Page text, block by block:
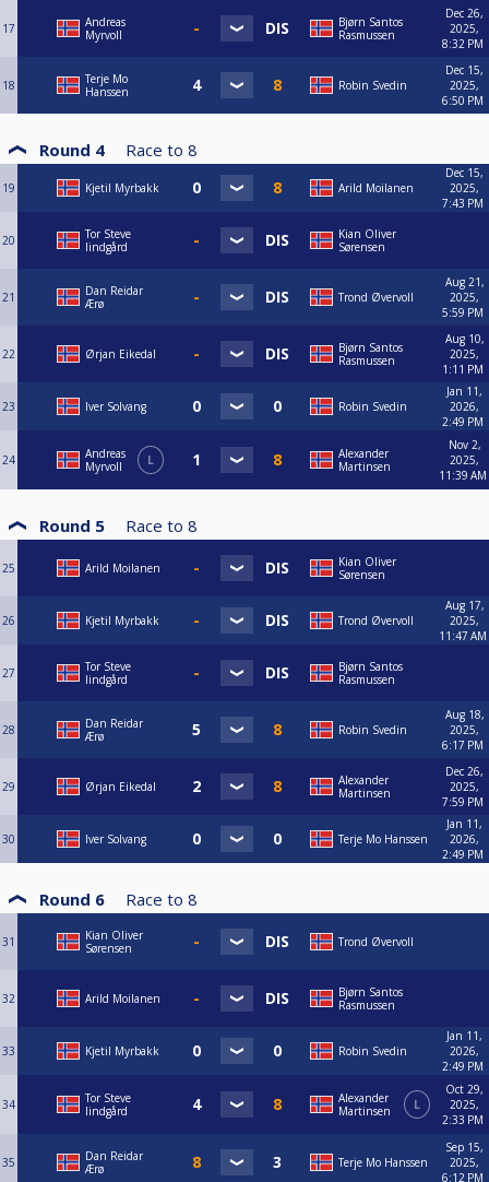
17
Andreas
Myrvoll
Bjørn Santos
Rasmussen
Dec 26,
2025,
8:32 PM
18
Terje Mo
Hanssen
Robin Svedin
Dec 15,
2025,
6:50 PM
Round 4 Race to 8
19 Kjetil Myrbakk Arild Moilanen
Dec 15,
2025,
7:43 PM
20
Tor Steve
lindgård
Kian Oliver
Sørensen
21
Dan Reidar
Ærø
Trond Øvervoll
Aug 21,
2025,
5:59 PM
22 Ørjan Eikedal
Bjørn Santos
Rasmussen
Aug 10,
2025,
1:11 PM
23 Iver Solvang Robin Svedin
Jan 11,
2026,
2:49 PM
24
Andreas
Myrvoll
L
Alexander
Martinsen
Nov 2,
2025,
11:39 AM
Round 5 Race to 8
25 Arild Moilanen
Kian Oliver
Sørensen
26 Kjetil Myrbakk Trond Øvervoll
Aug 17,
2025,
11:47 AM
27
Tor Steve
lindgård
Bjørn Santos
Rasmussen
28
Dan Reidar
Ærø
Robin Svedin
Aug 18,
2025,
6:17 PM
29 Ørjan Eikedal
Alexander
Martinsen
Dec 26,
2025,
7:59 PM
30 Iver Solvang Terje Mo Hanssen
Jan 11,
2026,
2:49 PM
Round 6 Race to 8
31
Kian Oliver
Sørensen
Trond Øvervoll
32 Arild Moilanen
Bjørn Santos
Rasmussen
33 Kjetil Myrbakk Robin Svedin
Jan 11,
2026,
2:49 PM
34
Tor Steve
lindgård
Alexander
Martinsen
L
Oct 29,
2025,
2:33 PM
35
Dan Reidar
Ærø
Terje Mo Hanssen
Sep 15,
2025,
6:12 PM